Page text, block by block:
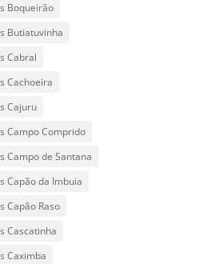
Boqueirão
Butiatuvinha
Cabral
Cachoeira
Cajuru
Campo Comprido
Campo de Santana
Capão da Imbuia
Capão Raso
Cascatinha
Caximba